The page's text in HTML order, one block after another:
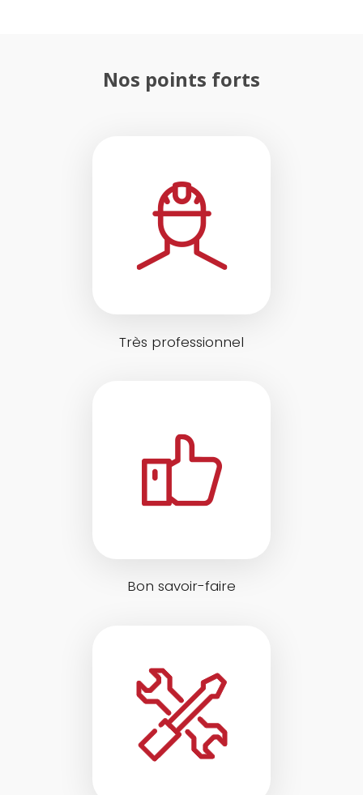
Nos points forts
Très professionnel
Bon savoir-faire